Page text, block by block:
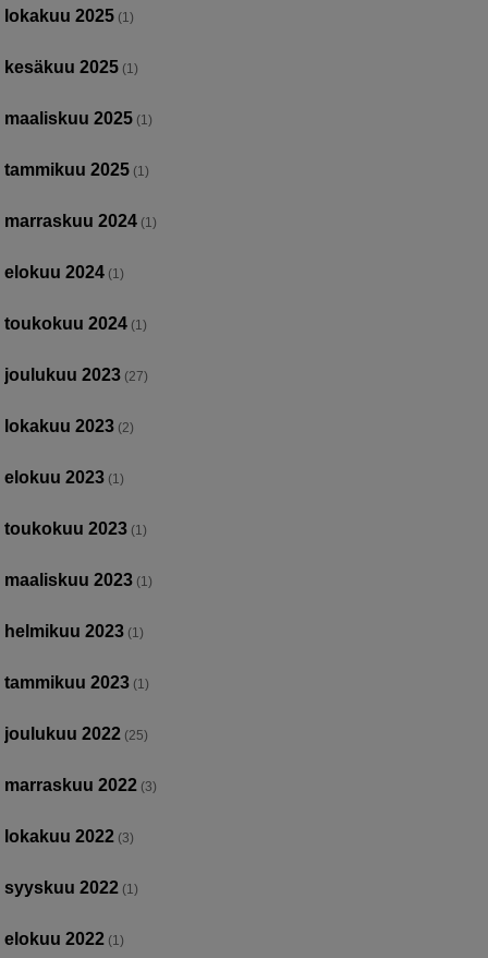
lokakuu 2025 (1)
kesäkuu 2025 (1)
maaliskuu 2025 (1)
tammikuu 2025 (1)
marraskuu 2024 (1)
elokuu 2024 (1)
toukokuu 2024 (1)
joulukuu 2023 (27)
lokakuu 2023 (2)
elokuu 2023 (1)
toukokuu 2023 (1)
maaliskuu 2023 (1)
helmikuu 2023 (1)
tammikuu 2023 (1)
joulukuu 2022 (25)
marraskuu 2022 (3)
lokakuu 2022 (3)
syyskuu 2022 (1)
elokuu 2022 (1)